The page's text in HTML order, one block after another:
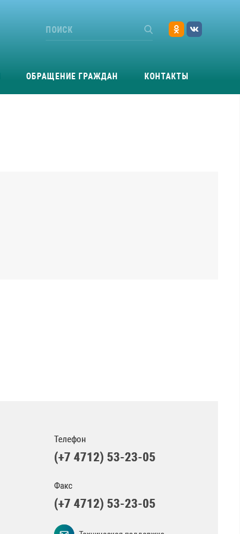
ОБРАЩЕНИЕ ГРАЖДАН КОНТАКТЫ
Телефон
(+7 4712) 53-23-05
Факс
(+7 4712) 53-23-05